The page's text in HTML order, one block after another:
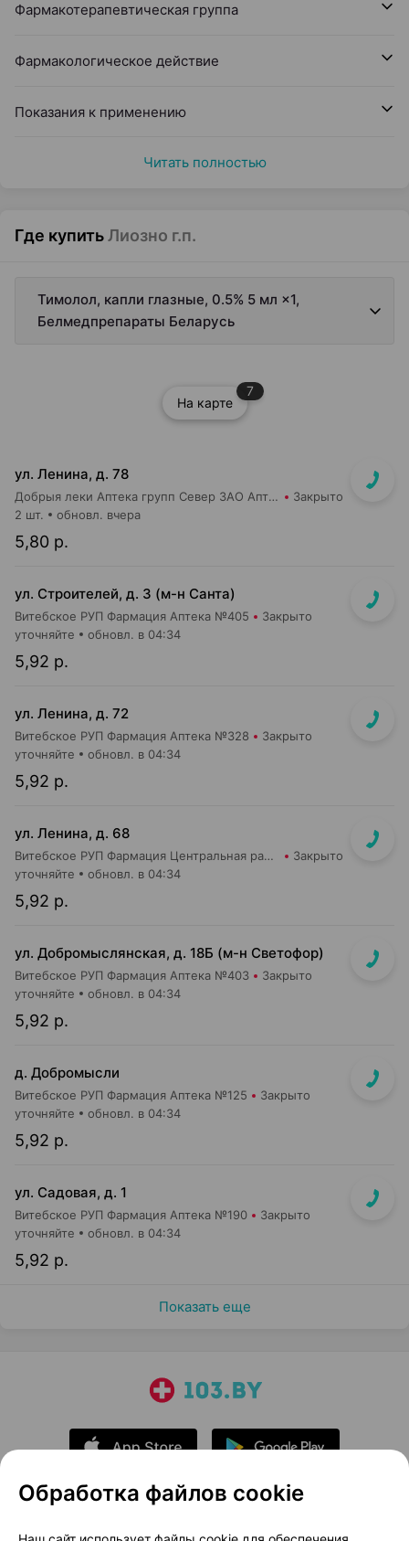
Фармакотерапевтическая группа
Фармакологическое действие
Показания к применению
Читать полностью
Где купитьЛиозно г.п.
Тимолол, капли глазные, 0.5% 5 мл ×1,
Белмедпрепараты Беларусь
На карте
7
ул. Ленина, д. 78
Добрыя леки Аптека групп Север ЗАО Аптека №31 Закрыто
5,80 р.
2 шт. обновл. вчера
ул. Строителей, д. 3 (м-н Санта)
Витебское РУП Фармация Аптека №405 Закрыто
5,92 р.
уточняйте обновл. в 04:34
ул. Ленина, д. 72
Витебское РУП Фармация Аптека №328 Закрыто
5,92 р.
уточняйте обновл. в 04:34
ул. Ленина, д. 68
Витебское РУП Фармация Центральная районная аптека №16 Закрыто
5,92 р.
уточняйте обновл. в 04:34
ул. Добромыслянская, д. 18Б (м-н Светофор)
Витебское РУП Фармация Аптека №403 Закрыто
5,92 р.
уточняйте обновл. в 04:34
д. Добромысли
Витебское РУП Фармация Аптека №125 Закрыто
5,92 р.
уточняйте обновл. в 04:34
ул. Садовая, д. 1
Витебское РУП Фармация Аптека №190 Закрыто
5,92 р.
уточняйте обновл. в 04:34
Показать еще
О проекте Новости проекта
Обработка файлов cookie